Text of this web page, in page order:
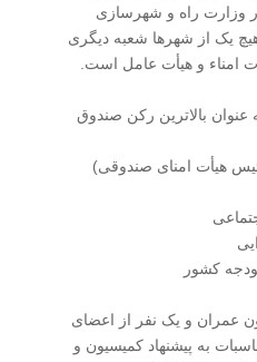
وزارت راه و شهرسازی
یک از شهرها شعبه دیگری
امناء و هیأت عامل است.
عنوان بالاترین رکن صندوق
عمران و یک نفر از اعضای
به پیشنهاد کمیسیون و